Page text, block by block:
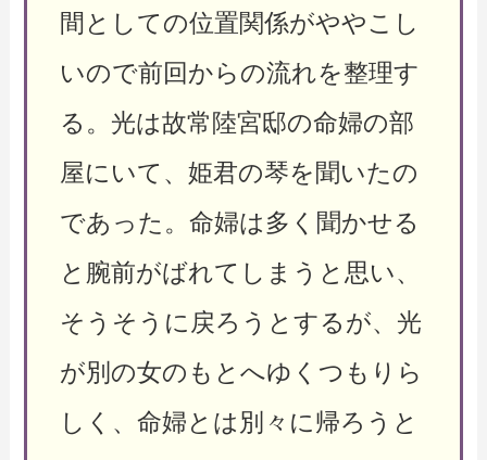
間としての位置関係がややこし
いので前回からの流れを整理す
る。光は故常陸宮邸の命婦の部
屋にいて、姫君の琴を聞いたの
であった。命婦は多く聞かせる
と腕前がばれてしまうと思い、
そうそうに戻ろうとするが、光
が別の女のもとへゆくつもりら
しく、命婦とは別々に帰ろうと